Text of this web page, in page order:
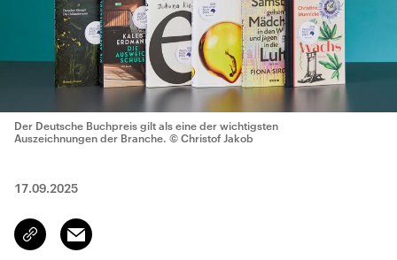
Der Deutsche Buchpreis gilt als eine der wichtigsten
Auszeichnungen der Branche. © Christof Jakob
17.09.2025
Link
kopieren/teilen
Email